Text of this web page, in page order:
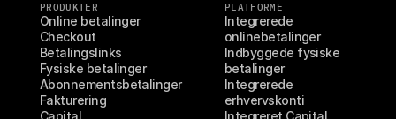
PRODUKTER
Online betalinger
Checkout
Betalingslinks
Fysiske betalinger
Abonnementsbetalinger
Fakturering
Capital
PLATFORME
Integrerede
onlinebetalinger
Indbyggede fysiske
betalinger
Integrerede
erhvervskonti
Integreret Capital